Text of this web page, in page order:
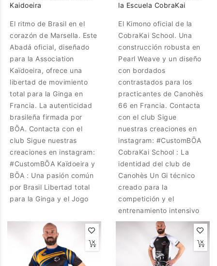
Kaidoeira
El ritmo de Brasil en el
corazón de Marsella. Este
Abadá oficial, diseñado
para la Association
Kaïdoeira, ofrece una
libertad de movimiento
total para la Ginga en
Francia. La autenticidad
brasileña firmada por
BŌA. Contacta con el
club Sigue nuestras
creaciones en instagram:
#CustomBŌA Kaïdoeira y
BŌA : Una pasión común
por Brasil Libertad total
para la Ginga y el Jogo
la Escuela CobraKai
El Kimono oficial de la
CobraKai School. Una
construcción robusta en
Pearl Weave y un diseño
con bordados
contrastados para los
practicantes de Canohès
66 en Francia. Contacta
con el club Sigue
nuestras creaciones en
instagram: #CustomBŌA
CobraKai School : La
identidad del club de
Canohès Un Gi técnico
creado para la
competición y el
entrenamiento intensivo